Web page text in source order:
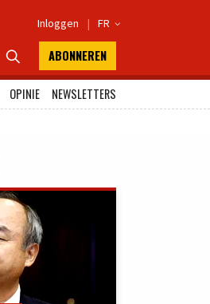
Inloggen | FR 
 ABONNEREN
OPINIE
NEWSLETTERS